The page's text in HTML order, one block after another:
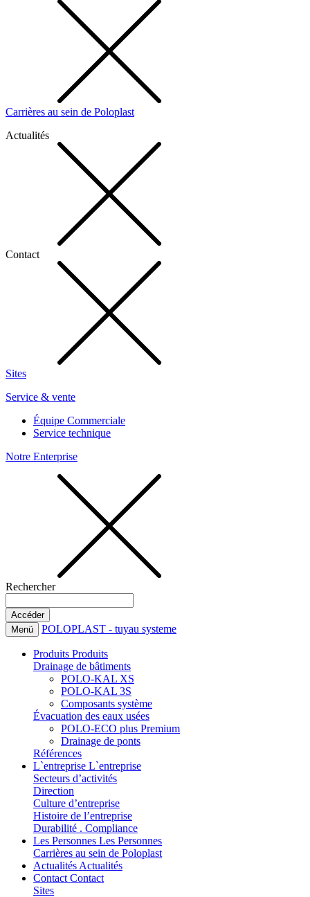
Carrières au sein de Poloplast
Actualités
Contact
Sites
Service & vente
Équipe Commerciale
Service technique
Notre Enterprise
Rechercher
Menü POLOPLAST - tuyau systeme
Produits Produits
Drainage de bâtiments
POLO-KAL XS
POLO-KAL 3S
Composants système
Évacuation des eaux usées
POLO-ECO plus Premium
Drainage de ponts
Références
L`entreprise L`entreprise
Secteurs d’activités
Direction
Culture d’entreprise
Histoire de l’entreprise
Durabilité . Compliance
Les Personnes Les Personnes
Carrières au sein de Poloplast
Actualités Actualités
Contact Contact
Sites